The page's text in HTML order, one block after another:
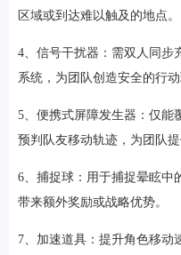
区域或到达难以触及的地点。
4、信号干扰器：需双人同步
系统，为团队创造安全的行动
5、便携式屏障发生器：仅能
预判队友移动轨迹，为团队提
6、捕捉球：用于捕捉晕眩中
带来额外奖励或战略优势。
7、加速道具：提升角色移动